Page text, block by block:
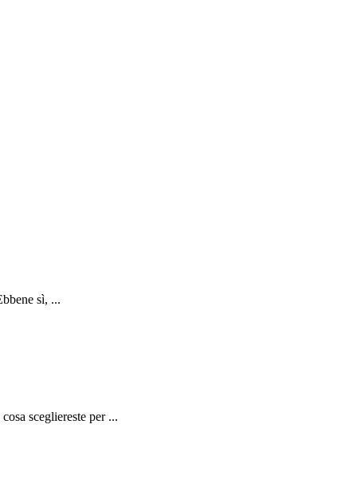
sì, ...
scegliereste per ...